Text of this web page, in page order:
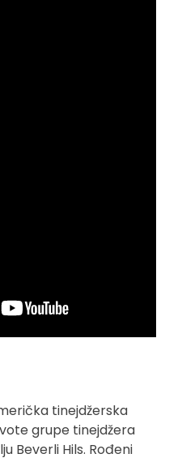
tinejdžerska
grupe tinejdžera
Beverli Hils. Rođeni